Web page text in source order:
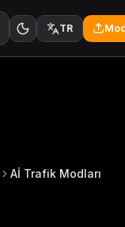
TR
Aİ Trafik Modları